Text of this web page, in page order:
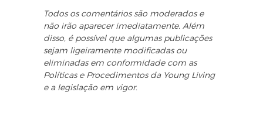
Todos os comentários são moderados e
não irão aparecer imediatamente. Além
disso, é possível que algumas publicações
sejam ligeiramente modificadas ou
eliminadas em conformidade com as
Políticas e Procedimentos da Young Living
e a legislação em vigor.